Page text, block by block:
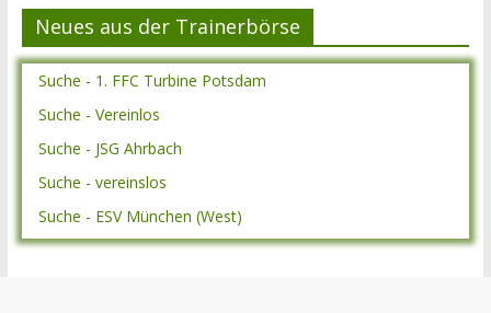
Neues aus der Trainerbörse
Suche - 1. FFC Turbine Potsdam
Suche - Vereinlos
Suche - JSG Ahrbach
Suche - vereinslos
Suche - ESV München (West)